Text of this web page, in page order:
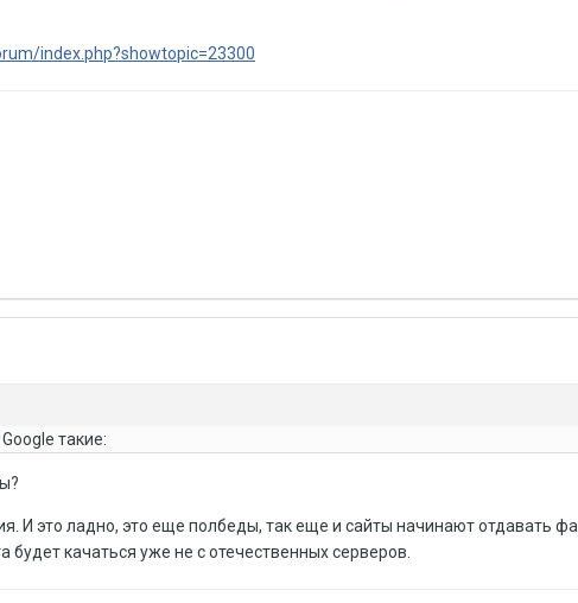
index.php?showtopic=23300
такие:
И это ладно, это еще полбеды, так еще и сайты начинают отдавать
будет качаться уже не с отечественных серверов.